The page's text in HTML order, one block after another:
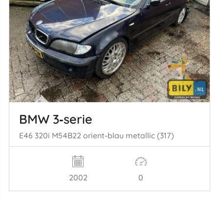
BMW 3‑serie
E46 320i M54B22 orient-blau metallic (317)
2002 0